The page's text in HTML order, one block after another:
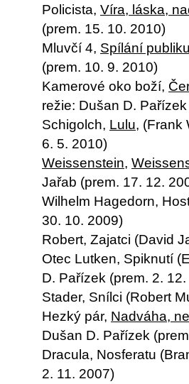
Policista, Víra, láska,
(prem. 15. 10. 2010)
Mluvčí 4, Spílání
(prem. 10. 9. 2010)
Kamerové oko boží,
režie: Dušan D.
Schigolch, Lulu, (Frank
6. 5. 2010)
Weissenstein,
Jařab (prem. 17. 12.
Wilhelm Hagedorn,
30. 10. 2009)
Robert, Zajatci (David
Otec Lutken, Spiknutí
D. Pařízek (prem. 2.
Stader, Snílci (Robert
Hezký pár, Nadváha,
Dušan D. Pařízek
Dracula, Nosferatu
2. 11. 2007)